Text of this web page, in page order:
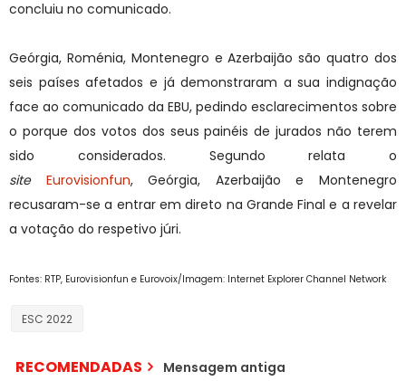
concluiu no comunicado.
Geórgia, Roménia, Montenegro e Azerbaijão são quatro dos
seis países afetados e já demonstraram a sua indignação
face ao comunicado da EBU, pedindo esclarecimentos sobre
o porque dos votos dos seus painéis de jurados não terem
sido considerados. Segundo relata o
site
Eurovisionfun, Geórgia, Azerbaijão e Montenegro
recusaram-se a entrar em direto na Grande Final e a revelar
a votação do respetivo júri.
Fontes: RTP, Eurovisionfun e Eurovoix/Imagem: Internet Explorer Channel Network
ESC 2022
RECOMENDADAS Mensagem antiga